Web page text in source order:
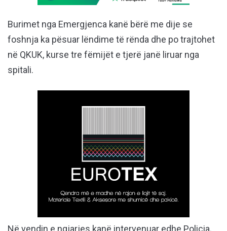
Burimet nga Emergjenca kanë bërë me dije se
foshnja ka pësuar lëndime të rënda dhe po trajtohet
në QKUK, kurse tre fëmijët e tjerë janë liruar nga
spitali.
Në vendin e ngjarjes kanë intervenuar edhe Policia,